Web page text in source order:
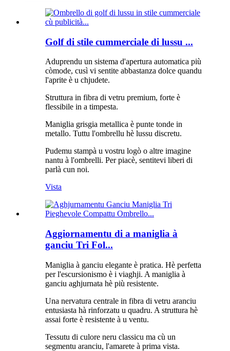
Golf di stile cummerciale di lussu ...
Aduprendu un sistema d'apertura automatica più
còmode, cusì vi sentite abbastanza dolce quandu
l'aprite è u chjudete.
Struttura in fibra di vetru premium, forte è
flessibile in a timpesta.
Maniglia grisgia metallica è punte tonde in
metallo. Tuttu l'ombrellu hè lussu discretu.
Pudemu stampà u vostru logò o altre imagine
nantu à l'ombrelli. Per piacè, sentitevi liberi di
parlà cun noi.
Vista
Aggiornamentu di a maniglia à
ganciu Tri Fol...
Maniglia à ganciu elegante è pratica. Hè perfetta
per l'escursionismo è i viaghji. A maniglia à
ganciu aghjurnata hè più resistente.
Una nervatura centrale in fibra di vetru aranciu
entusiasta hà rinforzatu u quadru. A struttura hè
assai forte è resistente à u ventu.
Tessutu di culore neru classicu ma cù un
segmentu aranciu, l'amarete à prima vista.